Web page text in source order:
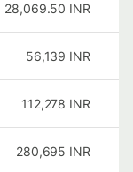
28,069.50 INR
56,139 INR
112,278 INR
280,695 INR